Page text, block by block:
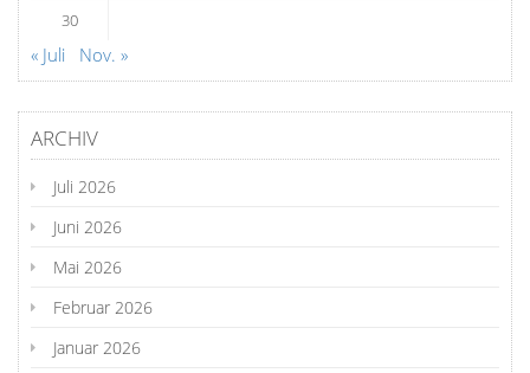
30
« Juli Nov. »
ARCHIV
Juli 2026
Juni 2026
Mai 2026
Februar 2026
Januar 2026